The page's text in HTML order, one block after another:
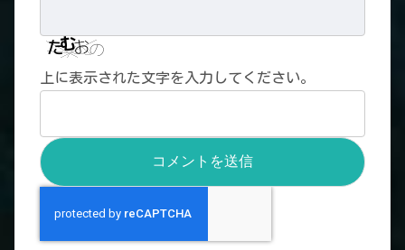
上に表示された文字を入力してください。